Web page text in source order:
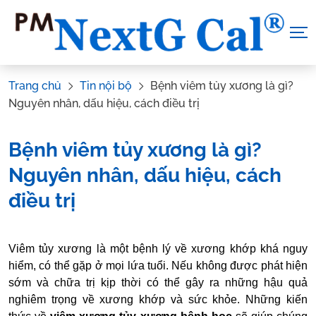
Trang chủ Tin nội bộ
Bệnh viêm tủy xương là gì?
Nguyên nhân, dấu hiệu, cách điều trị
Bệnh viêm tủy xương là gì?
Nguyên nhân, dấu hiệu, cách
điều trị
Tác Giả: Canxi NextG Cal Tham vấn y khoa: Dược sĩ Vũ Thị
Hậu
Viêm tủy xương là một bệnh lý về xương khớp khá nguy
hiểm, có thể gặp ở mọi lứa tuổi. Nếu không được phát hiện
sớm và chữa trị kịp thời có thể gây ra những hậu quả
nghiêm trọng về xương khớp và sức khỏe. Những kiến